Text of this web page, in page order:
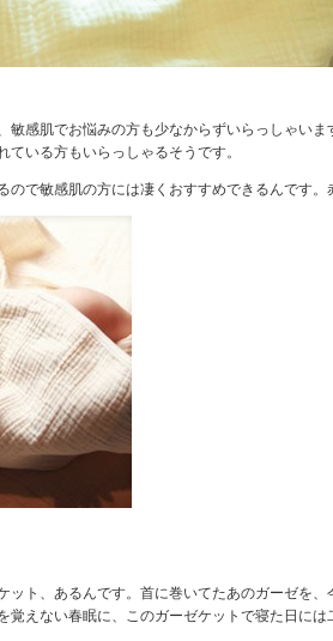
敏感肌でお悩みの方も少なからずいらっしゃい
いる方もいらっしゃるそうです。
で敏感肌の方には凄くおすすめできるんです。
ット、あるんです。首に巻いてたあのガーゼを
えない春眠に、このガーゼケットで寝た日には